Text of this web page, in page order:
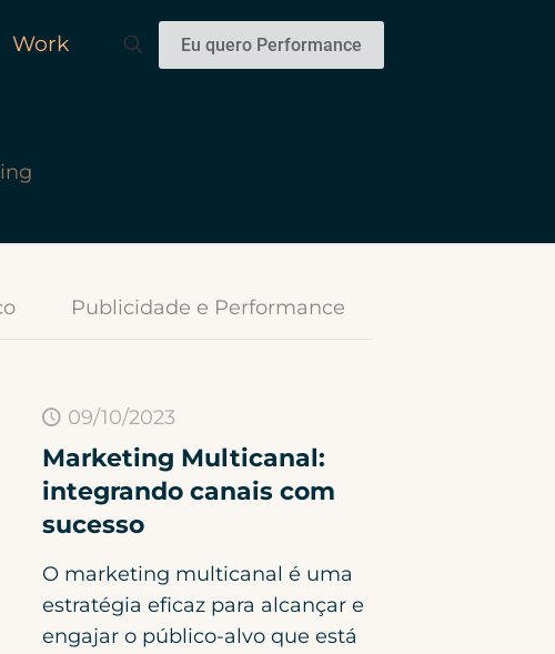
Work Eu quero Performance
Publicidade e Performance
09/10/2023
Marketing Multicanal:
integrando canais com
sucesso
O marketing multicanal é uma
estratégia eficaz para alcançar e
engajar o público-alvo que está